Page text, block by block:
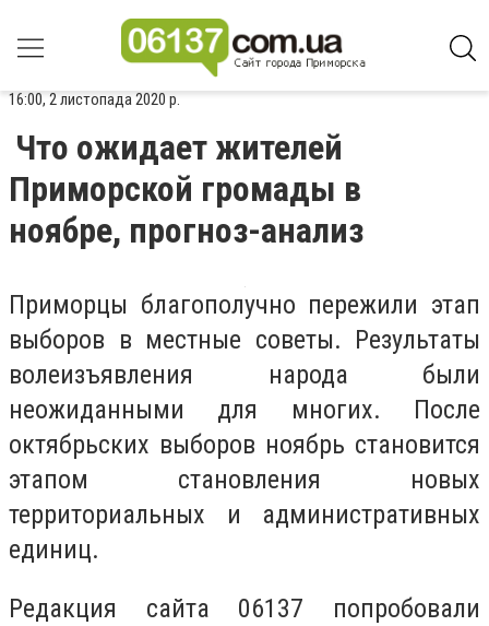
16:00, 2 листопада 2020 р.
Что ожидает жителей
Приморской громады в
ноябре, прогноз-анализ
Приморцы благополучно пережили этап
выборов в местные советы. Результаты
волеизъявления народа были
неожиданными для многих. После
октябрьских выборов ноябрь становится
этапом становления новых
территориальных и административных
единиц.
Редакция сайта 06137 попробовали